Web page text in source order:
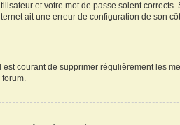
et votre mot de passe soient
ait une erreur de configuration de son
courant de supprimer régulièrement les